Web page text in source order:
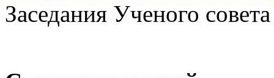
Заседания Ученого